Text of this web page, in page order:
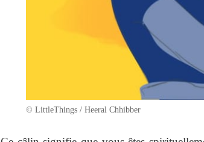
© LittleThings / Heeral Chhibber